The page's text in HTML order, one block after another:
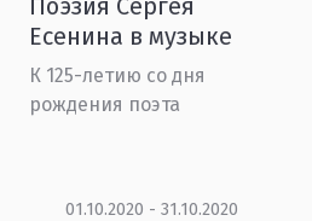
Поэзия Сергея
Есенина в музыке
К 125-летию со дня
рождения поэта
01.10.2020 - 31.10.2020